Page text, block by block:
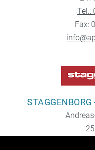
Tel.:
Fax: